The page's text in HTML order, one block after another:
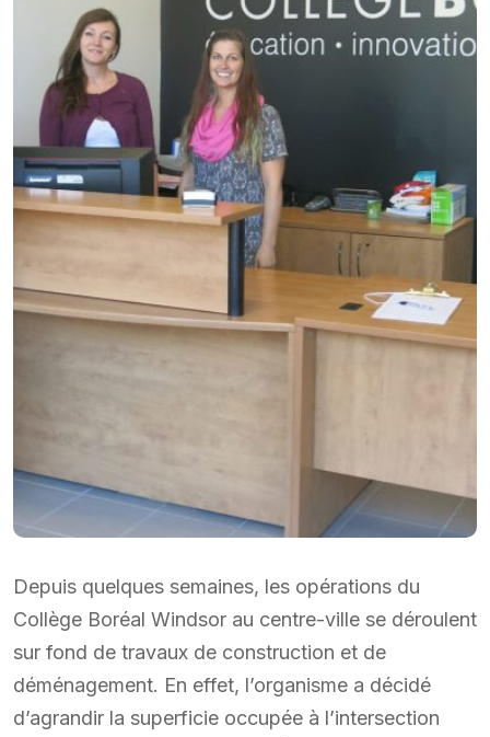
Depuis quelques semaines, les opérations du
Collège Boréal Windsor au centre-ville se déroulent
sur fond de travaux de construction et de
déménagement. En effet, l’organisme a décidé
d’agrandir la superficie occupée à l’intersection